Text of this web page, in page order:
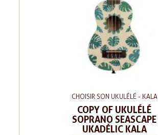
CHOISIR SON UKULÉLÉ - KALA
COPY OF UKULÉLÉ
SOPRANO SEASCAPE
UKADÉLIC KALA